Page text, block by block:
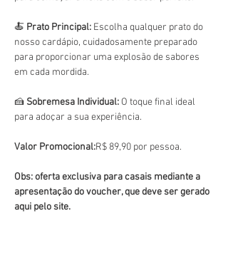
🍝 Prato Principal: Escolha qualquer prato do
nosso cardápio, cuidadosamente preparado
para proporcionar uma explosão de sabores
em cada mordida.
🍰 Sobremesa Individual: O toque final ideal
para adoçar a sua experiência.
Valor Promocional:R$ 89,90 por pessoa.
Obs: oferta exclusiva para casais mediante a
apresentação do voucher, que deve ser gerado
aqui pelo site.